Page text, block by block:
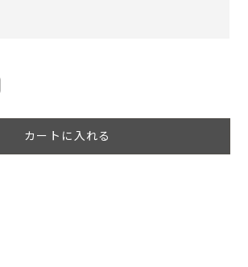
カートに入れる